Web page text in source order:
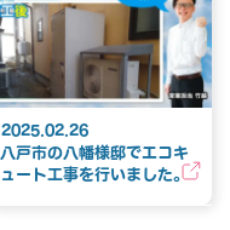
2025.02.26
八戸市の八幡様邸でエコキ
ュート工事を行いました。